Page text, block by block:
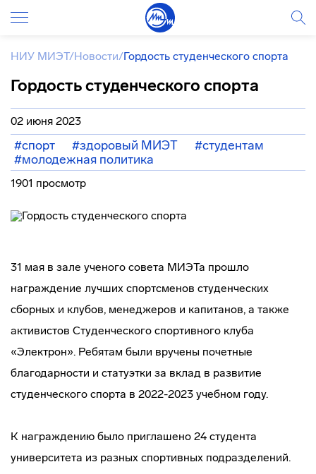
НИУ МИЭТ/Новости/Гордость студенческого спорта
Гордость студенческого спорта
02 июня 2023
#спорт #здоровый МИЭТ
#студентам
#молодежная политика
1901 просмотр
31 мая в зале ученого совета МИЭТа прошло
награждение лучших спортсменов студенческих
сборных и клубов, менеджеров и капитанов, а также
активистов Студенческого спортивного клуба
«Электрон». Ребятам были вручены почетные
благодарности и статуэтки за вклад в развитие
студенческого спорта в 2022-2023 учебном году.
К награждению было приглашено 24 студента
университета из разных спортивных подразделений.